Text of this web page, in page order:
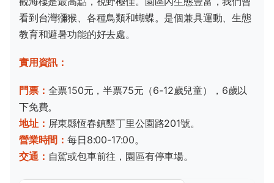
看到台灣獼猴、各種鳥類和蝴蝶。是個兼具運動、生態
教育和避暑功能的好去處。
實用資訊：
門票： 全票150元，半票75元（6-12歲兒童），6歲以
下免費。
地址： 屏東縣恆春鎮墾丁里公園路201號。
營業時間：每日8:00-17:00。
交通： 自駕或包車前往，園區有停車場。